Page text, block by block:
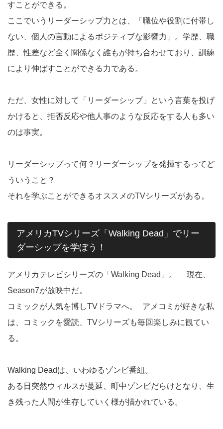
すことができる。
ここでいうリーダーシップ力とは、「職位や役割に付帯し
ない、個人の言動によるポジティブな影響力」。学歴、職
歴、性差など全く関係なく誰もが持ち合わせており、訓練
により伸ばすことができる力である。
ただ、女性に対して「リーダーシップ」という言葉を投げ
かけると、拒否反応や他人事のような反応をする人も多い
のは事実。
リーダーシップって何？リーダーシップを発揮するってど
ういうこと？
それを学ぶことができるオススメのTVシリーズがある。
アメリカTVシリーズ「Walking Dead」でリー
ダーシップを学ぼう！
アメリカテレビシリーズの「Walking Dead」。 現在、
Season7が放映中だ。
コミックが人気を博しTVドラマへ。 アメコミが好きな私
は、コミックを愛読、TVシリーズも毎回楽しみに観てい
る。
Walking Deadは、いわゆるゾンビ番組。
ある日突然ウィルスが蔓延、町中ゾンビだらけとなり、生
き残った人間が生存していく様が描かれている。